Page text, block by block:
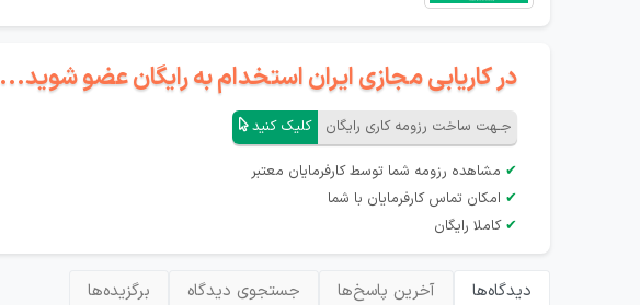
در کاریابی مجازی ایران استخدام به رایگان عضو شوید...
جـهت ساخت رزومه کاری رایگان کلیک کنید
✔ مشاهده رزومه شما توسط کارفرمایان معتبر
✔ امکان تماس کارفرمایان با شما
✔ کاملا رایگان
دیدگاه‌ها آخرین پاسخ‌ها جستجوی دیدگاه برگزیده‌ها